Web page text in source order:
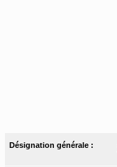
Désignation générale :